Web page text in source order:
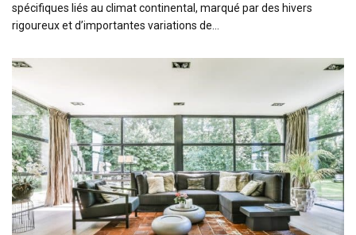
spécifiques liés au climat continental, marqué par des hivers
rigoureux et d’importantes variations de…